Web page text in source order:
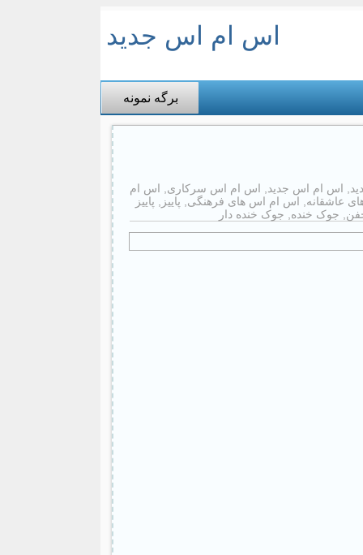
اس ام اس جدید
برگه نمونه
اس ام اس جدید اس ام اس سرکاری
اس ام
عاشقانه اس ام اس های فرهنگی پاییز
پاییز
جوک خنده جوک خنده دار